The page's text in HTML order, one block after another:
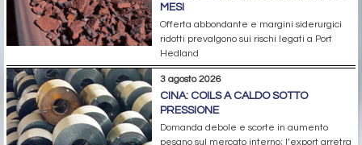
MESI
Offerta abbondante e margini siderurgici
ridotti prevalgono sui rischi legati a Port
Hedland
3 agosto 2026
CINA: COILS A CALDO SOTTO
PRESSIONE
Domanda debole e scorte in aumento
pesano sul mercato interno; l’export arretra